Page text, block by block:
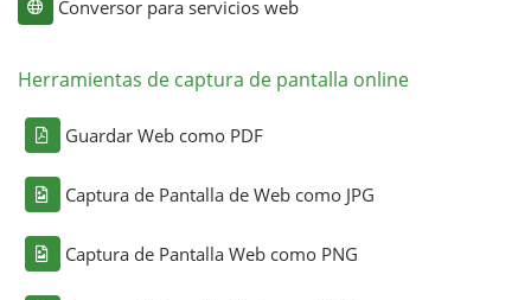
Conversor para servicios web
Herramientas de captura de pantalla online
Guardar Web como PDF
Captura de Pantalla de Web como JPG
Captura de Pantalla Web como PNG